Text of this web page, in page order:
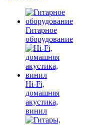
Гитарное
оборудование
Hi-Fi,
домашняя
акустика,
винил